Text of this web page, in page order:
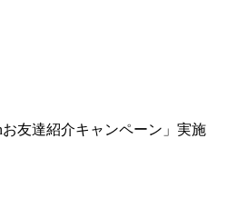
お友達紹介キャンペーン」実施